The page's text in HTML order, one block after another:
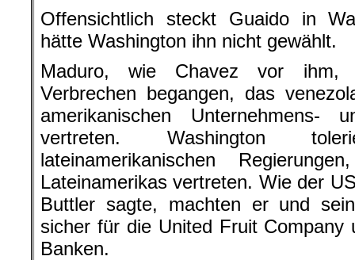
Offensichtlich steckt Guaido in
hätte Washington ihn nicht gewählt.
Maduro, wie Chavez vor ihm,
Verbrechen begangen, das
amerikanischen Unternehmens-
vertreten. Washington
lateinamerikanischen
Lateinamerikas vertreten. Wie der
Buttler sagte, machten er und
sicher für die United Fruit Company
Banken.